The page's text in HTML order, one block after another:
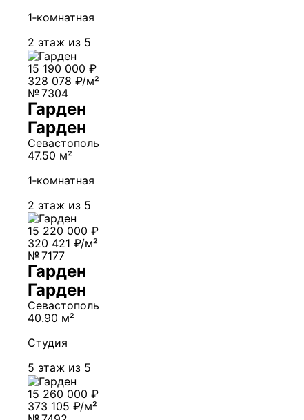
1‑комнатная
2 этаж из 5
15 190 000 ₽
328 078 ₽/м²
№ 7304
Гарден
Гарден
Севастополь
47.50 м²
1‑комнатная
2 этаж из 5
15 220 000 ₽
320 421 ₽/м²
№ 7177
Гарден
Гарден
Севастополь
40.90 м²
Студия
5 этаж из 5
15 260 000 ₽
373 105 ₽/м²